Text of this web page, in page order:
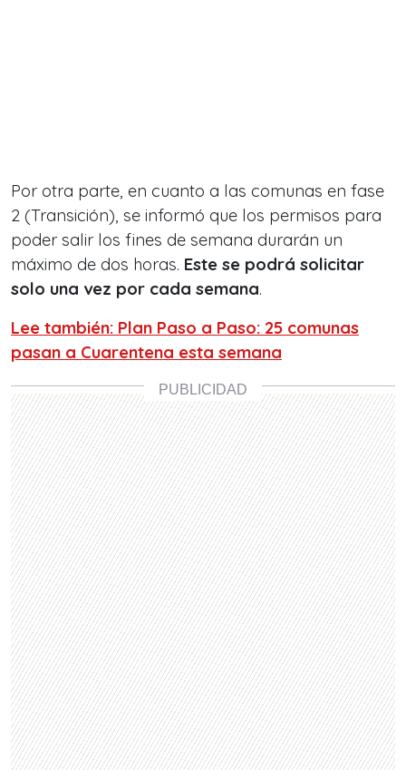
Por otra parte, en cuanto a las comunas en fase
2 (Transición), se informó que los permisos para
poder salir los fines de semana durarán un
máximo de dos horas. Este se podrá solicitar
solo una vez por cada semana.
Lee también: Plan Paso a Paso: 25 comunas
pasan a Cuarentena esta semana